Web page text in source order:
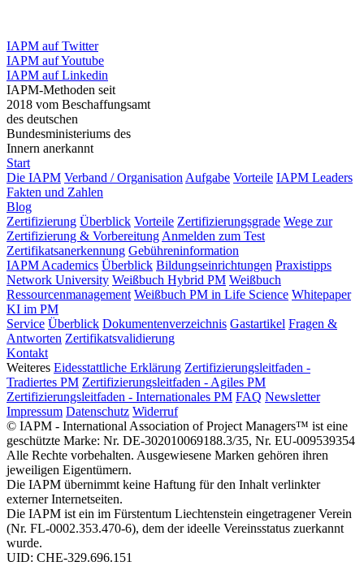
IAPM auf Twitter
IAPM auf Youtube
IAPM auf Linkedin
IAPM-Methoden seit
2018 vom Beschaffungsamt
des deutschen
Bundesministeriums des
Innern anerkannt
Start
Die IAPM Verband / Organisation Aufgabe Vorteile IAPM Leaders
Fakten und Zahlen
Blog
Zertifizierung Überblick Vorteile Zertifizierungsgrade Wege zur
Zertifizierung & Vorbereitung Anmelden zum Test
Zertifikatsanerkennung Gebühreninformation
IAPM Academics Überblick Bildungseinrichtungen Praxistipps
Network University Weißbuch Hybrid PM Weißbuch
Ressourcenmanagement Weißbuch PM in Life Science Whitepaper
KI im PM
Service Überblick Dokumentenverzeichnis Gastartikel Fragen &
Antworten Zertifikatsvalidierung
Kontakt
Weiteres Eidesstattliche Erklärung Zertifizierungsleitfaden -
Tradiertes PM Zertifizierungsleitfaden - Agiles PM
Zertifizierungsleitfaden - Internationales PM FAQ Newsletter
Impressum Datenschutz Widerruf
© IAPM - International Association of Project Managers™ ist eine
geschützte Marke: Nr. DE-302010069188.3/35, Nr. EU-009539354
Alle Rechte vorbehalten. Ausgewiesene Marken gehören ihren
jeweiligen Eigentümern.
Die IAPM übernimmt keine Haftung für den Inhalt verlinkter
externer Internetseiten.
Die IAPM ist ein im Fürstentum Liechtenstein eingetragener Verein
(Nr. FL-0002.353.470-6), dem der ideelle Vereinsstatus zuerkannt
wurde.
UID: CHE-329.696.151